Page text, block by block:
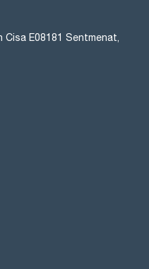
Cisa E08181 Sentmenat,